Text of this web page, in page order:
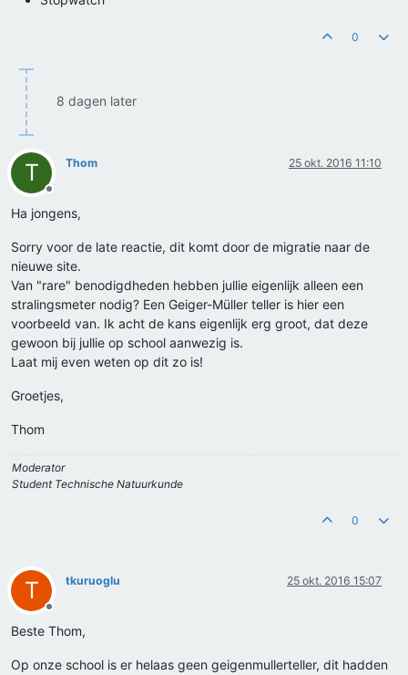
0
8 dagen later
T
Offline
Thom 25 okt. 2016 11:10
Ha jongens,
Sorry voor de late reactie, dit komt door de migratie naar de
nieuwe site.
Van "rare" benodigdheden hebben jullie eigenlijk alleen een
stralingsmeter nodig? Een Geiger-Müller teller is hier een
voorbeeld van. Ik acht de kans eigenlijk erg groot, dat deze
gewoon bij jullie op school aanwezig is.
Laat mij even weten op dit zo is!
Groetjes,
Thom
Moderator
Student Technische Natuurkunde
0
T
Offline
tkuruoglu 25 okt. 2016 15:07
Beste Thom,
Op onze school is er helaas geen geigenmullerteller, dit hadden